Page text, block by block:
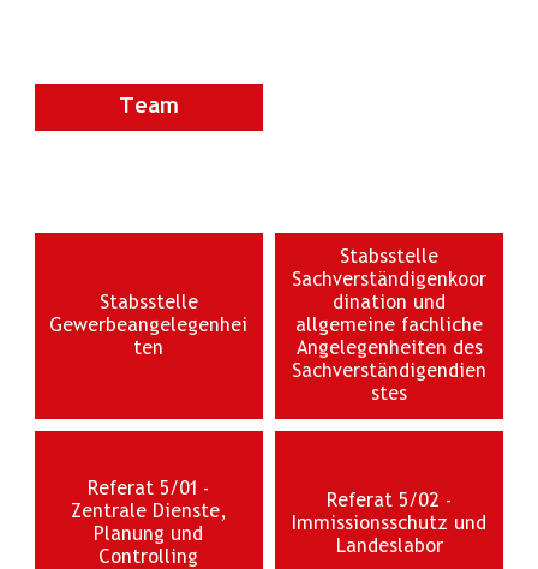
Team
Stabsstelle
Gewerbeangelegenhei
ten
Stabsstelle
Sachverständigenkoor
dination und
allgemeine fachliche
Angelegenheiten des
Sachverständigendien
stes
Referat 5/01 -
Zentrale Dienste,
Planung und
Controlling
Referat 5/02 -
Immissionsschutz und
Landeslabor